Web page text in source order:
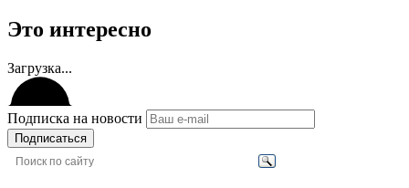
Это интересно
Загрузка...
Подписка на новости
Подписаться